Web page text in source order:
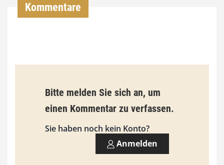
€
i
s
9
Kommentare
Bitte melden Sie sich an, um
einen Kommentar zu verfassen.
Sie haben noch kein Konto?
Anmelden